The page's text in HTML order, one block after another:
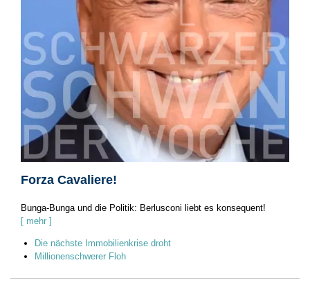
Forza Cavaliere!
Bunga-Bunga und die Politik: Berlusconi liebt es konsequent!
[ mehr ]
Die nächste Immobilienkrise droht
Millionenschwerer Floh